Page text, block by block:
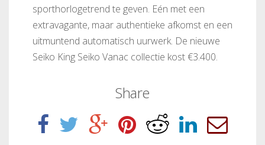
sporthorlogetrend te geven. Eén met een
extravagante, maar authentieke afkomst en een
uitmuntend automatisch uurwerk. De nieuwe
Seiko King Seiko Vanac collectie kost €3.400.
Share